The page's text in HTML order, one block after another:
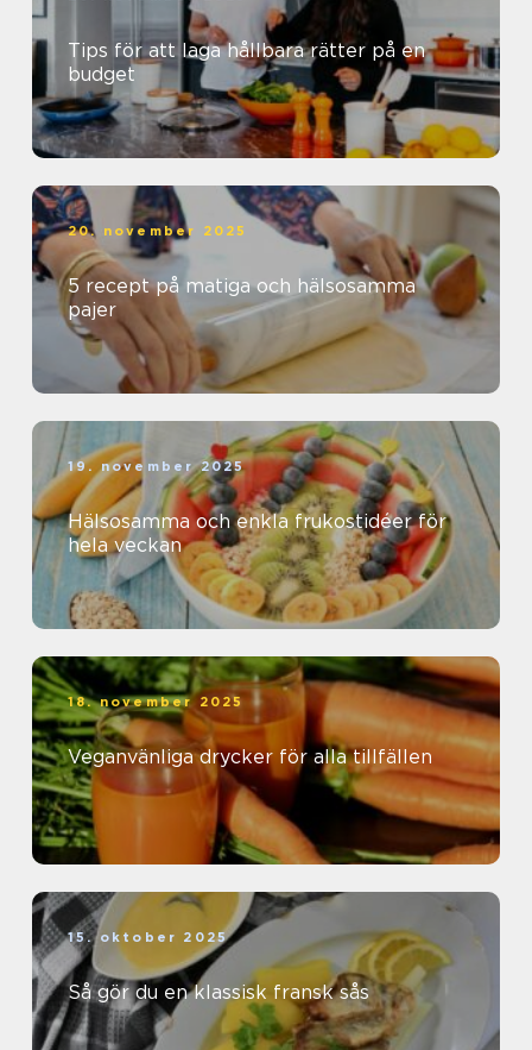
Tips för att laga hållbara rätter på en
budget
20. november 2025
5 recept på matiga och hälsosamma
pajer
19. november 2025
Hälsosamma och enkla frukostidéer för
hela veckan
18. november 2025
Veganvänliga drycker för alla tillfällen
15. oktober 2025
Så gör du en klassisk fransk sås